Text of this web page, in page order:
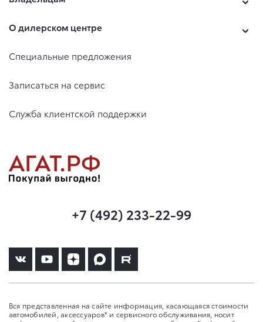
О дилерском центре
Специальные предложения
Записаться на сервис
Служба клиентской поддержки
+7 (492) 233-22-99
Вся представленная на сайте информация, касающаяся стоимости
автомобилей, аксессуаров* и сервисного обслуживания, носит